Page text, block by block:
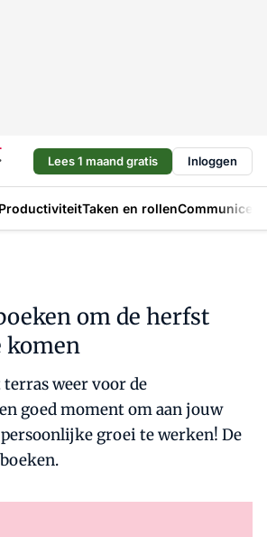
Lees 1 maand gratis Inloggen
ProductiviteitTaken en rollen
om de herfst
komen
weer voor de
goed moment om aan jouw
groei te werken! De